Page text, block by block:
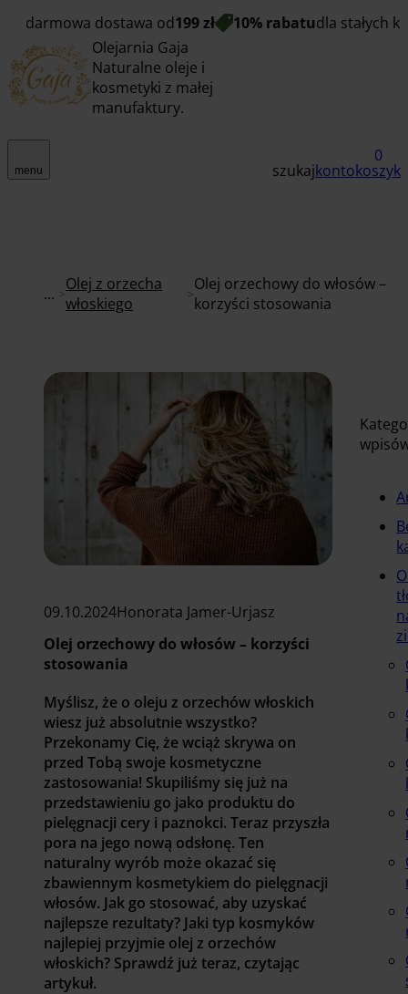
darmowa dostawa od199 zł 10% rabatudla stałych
Olejarnia Gaja
Naturalne oleje i
kosmetyki z małej
manufaktury.
menu szukajkonto
0
koszyk
...
Olej z orzecha
włoskiego
Olej orzechowy do włosów –
korzyści stosowania
09.10.2024Honorata Jamer-Urjasz
Olej orzechowy do włosów – korzyści
stosowania
Myślisz, że o oleju z orzechów włoskich
wiesz już absolutnie wszystko?
Przekonamy Cię, że wciąż skrywa on
przed Tobą swoje kosmetyczne
zastosowania! Skupiliśmy się już na
przedstawieniu go jako produktu do
pielęgnacji cery i paznokci. Teraz przyszła
pora na jego nową odsłonę. Ten
naturalny wyrób może okazać się
zbawiennym kosmetykiem do pielęgnacji
włosów. Jak go stosować, aby uzyskać
najlepsze rezultaty? Jaki typ kosmyków
najlepiej przyjmie olej z orzechów
włoskich? Sprawdź już teraz, czytając
artykuł.